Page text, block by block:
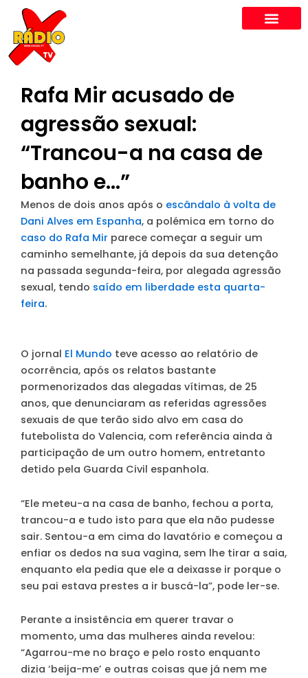
content
Rafa Mir acusado de
agressão sexual:
“Trancou-a na casa de
banho e…”
Menos de dois anos após o escândalo à volta de
Dani Alves em Espanha, a polémica em torno do
caso do Rafa Mir parece começar a seguir um
caminho semelhante, já depois da sua detenção
na passada segunda-feira, por alegada agressão
sexual, tendo saído em liberdade esta quarta-
feira.
O jornal El Mundo teve acesso ao relatório de
ocorrência, após os relatos bastante
pormenorizados das alegadas vítimas, de 25
anos, que denunciaram as referidas agressões
sexuais de que terão sido alvo em casa do
futebolista do Valencia, com referência ainda à
participação de um outro homem, entretanto
detido pela Guarda Civil espanhola.
“Ele meteu-a na casa de banho, fechou a porta,
trancou-a e tudo isto para que ela não pudesse
sair. Sentou-a em cima do lavatório e começou a
enfiar os dedos na sua vagina, sem lhe tirar a saia,
enquanto ela pedia que ele a deixasse ir porque o
seu pai estava prestes a ir buscá-la”, pode ler-se.
Perante a insistência em querer travar o
momento, uma das mulheres ainda revelou:
“Agarrou-me no braço e pelo rosto enquanto
dizia ‘beija-me’ e outras coisas que já nem me